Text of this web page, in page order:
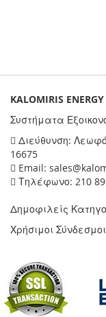
KALOMIRIS
Συστήματα
Διεύθυνση:
16675
Email:
Τηλέφωνο: 210
Δημοφιλείς
Χρήσιμοι Σύνδεσμοι